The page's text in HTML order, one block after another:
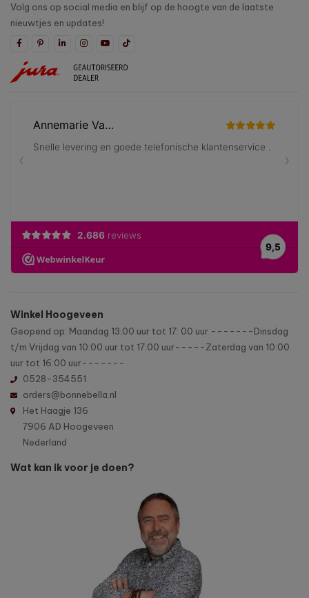
Volg ons op social media en blijf op de hoogte van de laatste
nieuwtjes en updates!
Winkel Hoogeveen
Geopend op: Maandag 13:00 uur tot 17: 00 uur -------Dinsdag
t/m Vrijdag van 10:00 uur tot 17:00 uur-----Zaterdag van 10:00
uur tot 16:00 uur-------
0528-354551
orders@bonnebella.nl
Het Haagje 136
7906 AD Hoogeveen
Nederland
Wat kan ik voor je doen?